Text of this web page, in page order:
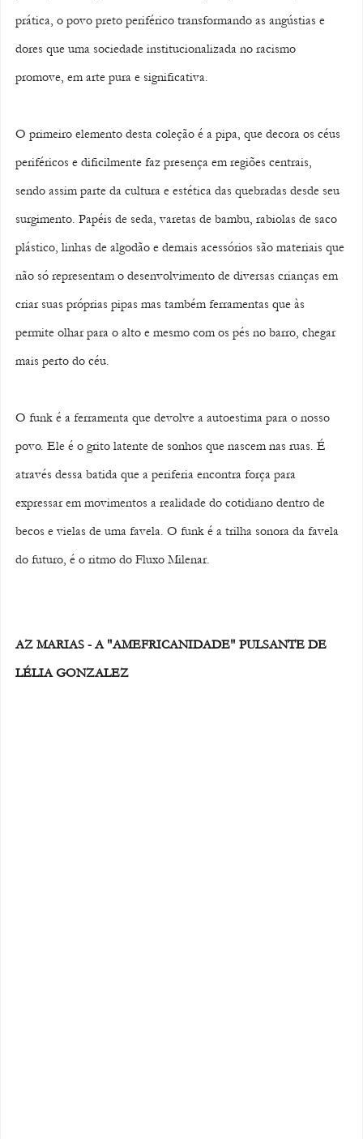
prática, o povo preto periférico transformando as angústias e
dores que uma sociedade institucionalizada no racismo
promove, em arte pura e significativa.
O primeiro elemento desta coleção é a pipa, que decora os céus
periféricos e dificilmente faz presença em regiões centrais,
sendo assim parte da cultura e estética das quebradas desde seu
surgimento. Papéis de seda, varetas de bambu, rabiolas de saco
plástico, linhas de algodão e demais acessórios são materiais que
não só representam o desenvolvimento de diversas crianças em
criar suas próprias pipas mas também ferramentas que às
permite olhar para o alto e mesmo com os pés no barro, chegar
mais perto do céu.
O funk é a ferramenta que devolve a autoestima para o nosso
povo. Ele é o grito latente de sonhos que nascem nas ruas. É
através dessa batida que a periferia encontra força para
expressar em movimentos a realidade do cotidiano dentro de
becos e vielas de uma favela. O funk é a trilha sonora da favela
do futuro, é o ritmo do Fluxo Milenar.
AZ MARIAS - A "AMEFRICANIDADE" PULSANTE DE
LÉLIA GONZALEZ